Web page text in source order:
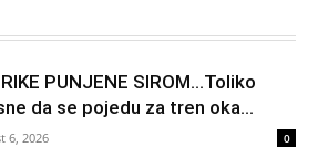
PUNJENE SIROM…Toliko
da se pojedu za tren oka…
6, 2026 0